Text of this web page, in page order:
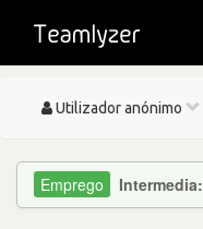
Toggle
Utilizador anónimo
Intermedia: